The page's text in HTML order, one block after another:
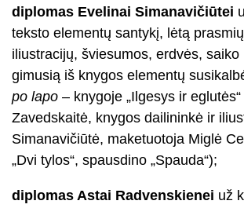
diplomas Evelinai Simanavičiūtei
teksto elementų santykį, lėtą
iliustracijų, šviesumos, erdvės, saiko
gimusią iš knygos elementų
po lapo – knygoje „Ilgesys ir
Zavedskaitė, knygos dailininkė ir
Simanavičiūtė, maketuotoja Miglė
„Dvi tylos“, spausdino „Spauda“);
diplomas Astai Radvenskienei už